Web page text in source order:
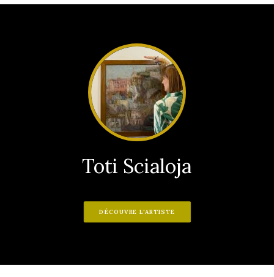
Toti Scialoja
DÉCOUVRE L'ARTISTE